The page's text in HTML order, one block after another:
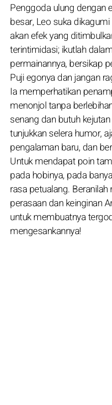
Penggoda ulung dengan
besar, Leo suka
akan efek yang
terintimidasi; ikutlah
permainannya, bersikap
Puji egonya dan jangan
Ia memperhatikan
menonjol tanpa
senang dan butuh
tunjukkan selera humor,
pengalaman baru, dan
Untuk mendapat poin
pada hobinya, pada
rasa petualang.
perasaan dan keinginan
untuk membuatnya
mengesankannya!